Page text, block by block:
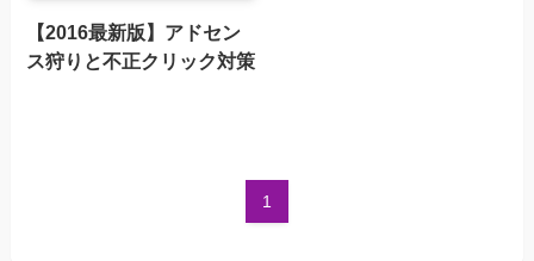
【2016最新版】アドセン
ス狩りと不正クリック対策
1